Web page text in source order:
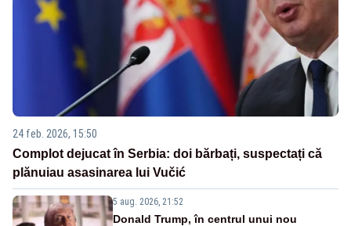
24 feb. 2026, 15:50
Complot dejucat în Serbia: doi bărbați, suspectați că
plănuiau asasinarea lui Vučić
5 aug. 2026, 21:52
Donald Trump, în centrul unui nou